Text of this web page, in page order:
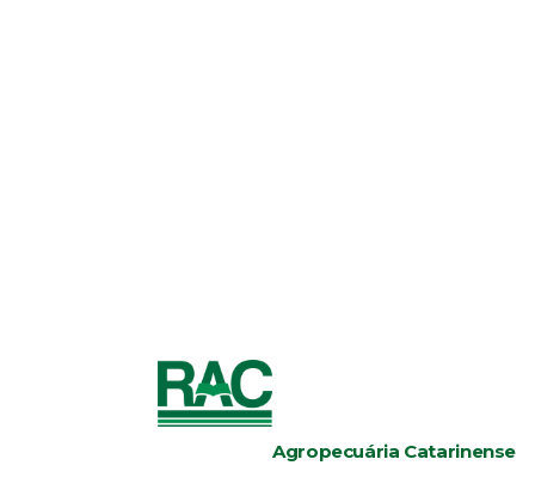
Agropecuária Catarinense